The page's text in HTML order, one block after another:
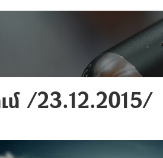
/23.12.2015/